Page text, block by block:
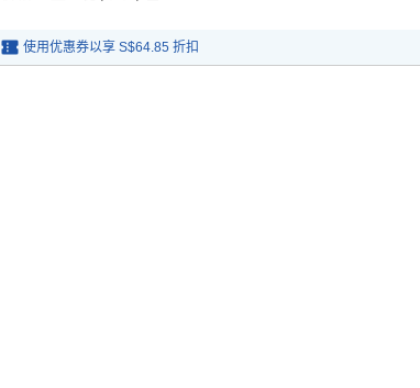
使用优惠券以享 S$64.85 折扣